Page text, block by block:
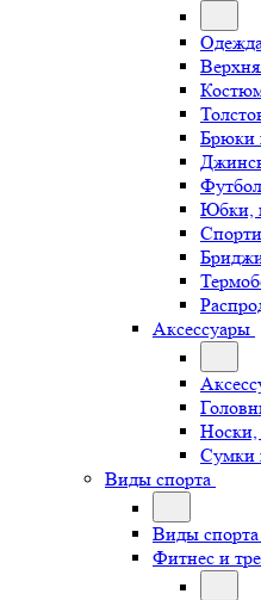
Брюки
Юбки,
Аксессуары
Носки,
Сумки
Виды спорта
Виды спорта
Фитнес и